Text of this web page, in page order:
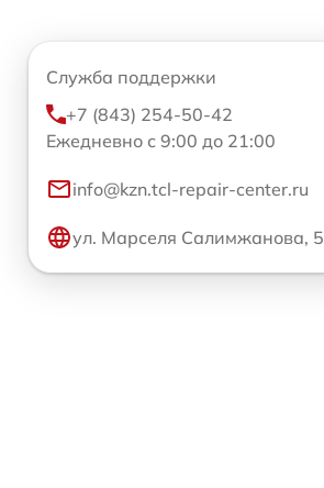
Служба поддержки
+7 (843) 254-50-42
Ежедневно с 9:00 до 21:00
info@kzn.tcl-repair-center.ru
ул. Марселя Салимжанова, 5